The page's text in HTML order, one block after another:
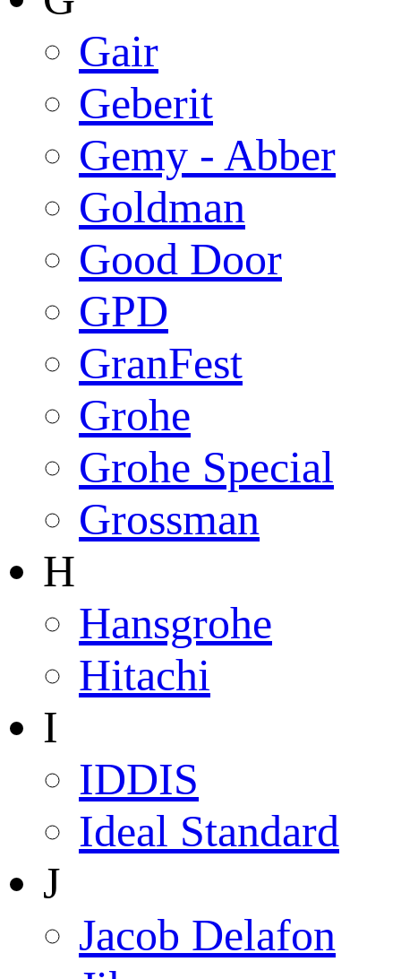
Gair
Geberit
Gemy - Abber
Goldman
Good Door
GPD
GranFest
Grohe
Grohe Special
Grossman
H
Hansgrohe
Hitachi
I
IDDIS
Ideal Standard
J
Jacob Delafon